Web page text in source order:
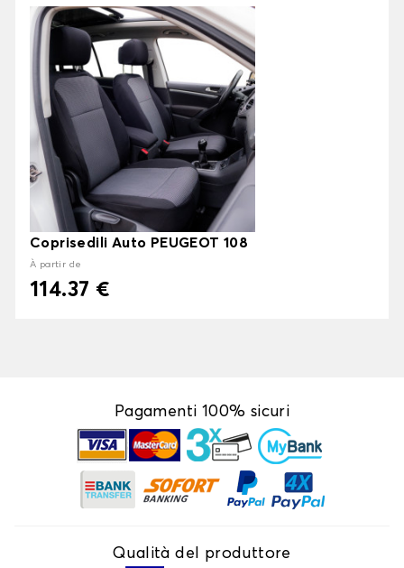
Coprisedili Auto PEUGEOT 108
À partir de
114.37 €
Pagamenti 100% sicuri
Qualità del produttore